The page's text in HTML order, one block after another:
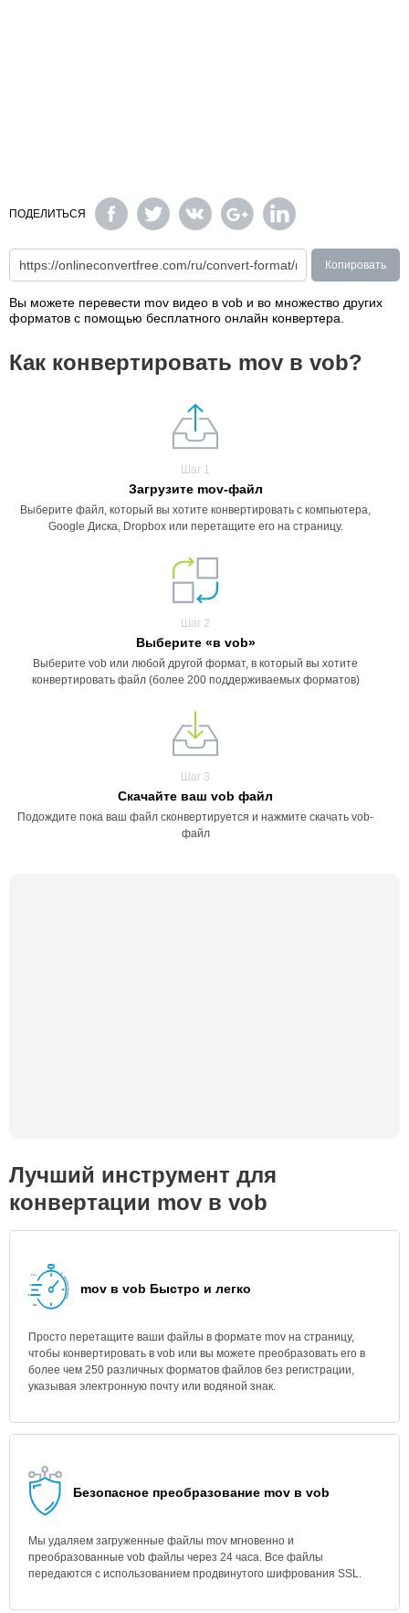
ПОДЕЛИТЬСЯ
Копировать
Вы можете перевести mov видео в vob и во множество других
форматов с помощью бесплатного онлайн конвертера.
Как конвертировать mov в vob?
Шаг 1
Загрузите mov-файл
Выберите файл, который вы хотите конвертировать с компьютера,
Google Диска, Dropbox или перетащите его на страницу.
Шаг 2
Выберите «в vob»
Выберите vob или любой другой формат, в который вы хотите
конвертировать файл (более 200 поддерживаемых форматов)
Шаг 3
Скачайте ваш vob файл
Подождите пока ваш файл сконвертируется и нажмите скачать vob-
файл
Лучший инструмент для
конвертации mov в vob
mov в vob Быстро и легко
Просто перетащите ваши файлы в формате mov на страницу,
чтобы конвертировать в vob или вы можете преобразовать его в
более чем 250 различных форматов файлов без регистрации,
указывая электронную почту или водяной знак.
Безопасное преобразование mov в vob
Мы удаляем загруженные файлы mov мгновенно и
преобразованные vob файлы через 24 часа. Все файлы
передаются с использованием продвинутого шифрования SSL.